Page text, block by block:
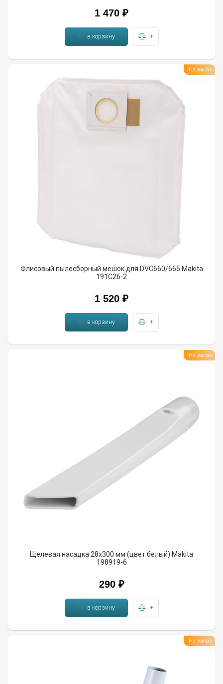
1 470 ₽
в корзину +
Флисовый пылесборный мешок для DVC660/665 Makita
191C26-2
1 520 ₽
в корзину +
На заказ
Щелевая насадка 28х300 мм (цвет белый) Makita
198919-6
290 ₽
в корзину +
На заказ
На заказ